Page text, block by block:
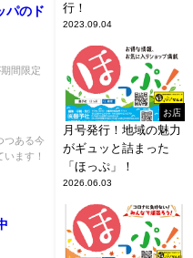
パのド
間限定
つある今
ます！
行！
2023.09.04
お店
月号発行！地域の魅力
がギュッと詰まった
「ほっぷ」！
2026.06.03